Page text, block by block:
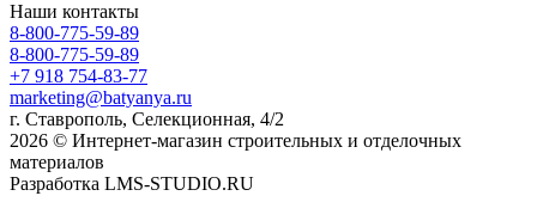
Наши контакты
8-800-775-59-89
8-800-775-59-89
+7 918 754-83-77
marketing@batyanya.ru
г. Ставрополь, Селекционная, 4/2
2026 © Интернет-магазин строительных и отделочных
материалов
Разработка LMS-STUDIO.RU